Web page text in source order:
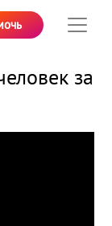
за